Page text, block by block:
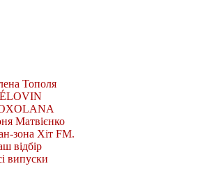
Тополя
Матвієнко
зона Хіт FM.
відбір
випуски